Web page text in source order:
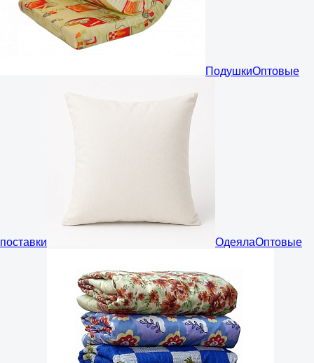
ПодушкиОптовые
поставки ОдеялаОптовые